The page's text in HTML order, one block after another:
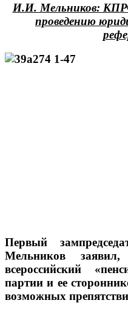
И.И. Мельников:
проведению
Первый
Мельников
всероссийский
партии и ее
возможных